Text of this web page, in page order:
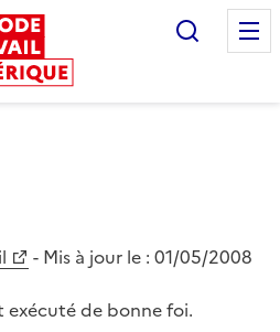
- Mis à jour le : 01/05/2008
exécuté de bonne foi.